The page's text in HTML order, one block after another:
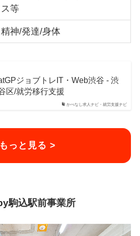
ス等
精神/発達/身体
かべなし求人ナビ・就労支援ナビ
ジョブトレIT・Web渋谷 - 渋
区/就労移行支援
もっと見る >
駒込駅前事業所